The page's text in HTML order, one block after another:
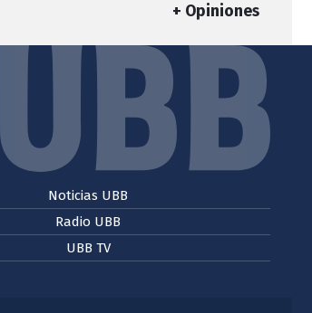
+ Opiniones
Noticias UBB
Radio UBB
UBB TV